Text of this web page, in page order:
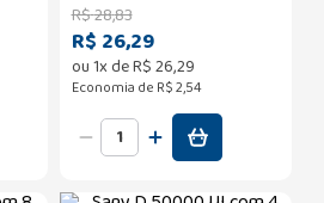
R$28,83
R$ 26,29
ou1x deR$26,29
Economia de R$ 2,54